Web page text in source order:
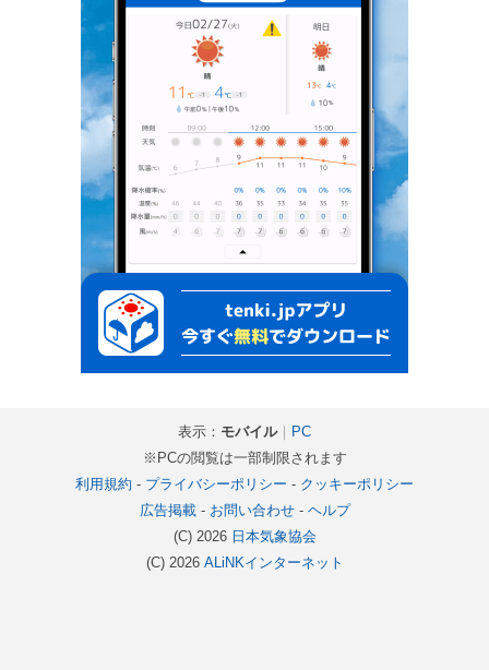
表示： モバイル｜
PC
※PCの閲覧は一部制限されます
利用規約 - プライバシーポリシー - クッキーポリシー
広告掲載- お問い合わせ- ヘルプ
(C) 2026 日本気象協会
(C) 2026 ALiNKインターネット